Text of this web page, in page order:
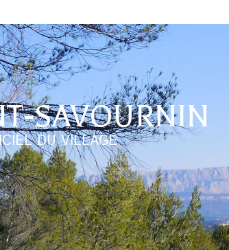
SAVOURNIN
DU VILLAGE